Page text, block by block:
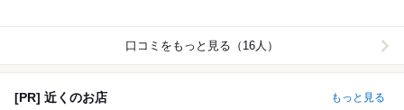
口コミをもっと見る（16人）
[PR] 近くのお店 もっと見る